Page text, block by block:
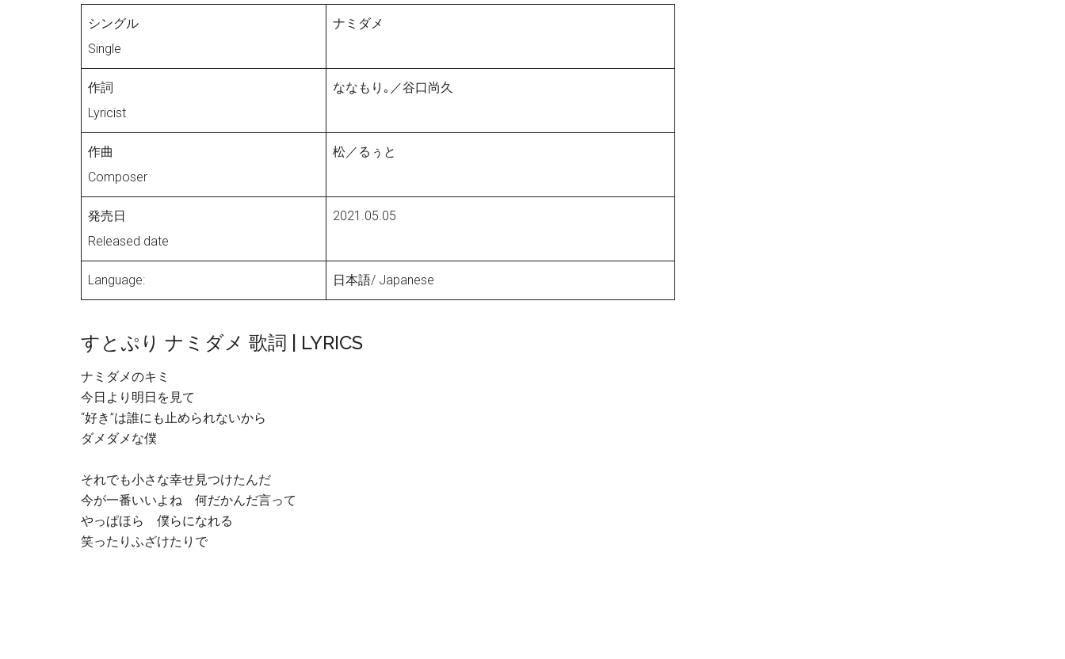
シングル
Single
ナミダメ
作詞
Lyricist
ななもり｡／谷口尚久
作曲
Composer
松／るぅと
発売日
Released date
2021.05.05
Language: 日本語/ Japanese
すとぷり ナミダメ 歌詞 | LYRICS
ナミダメのキミ
今日より明日を見て
“好き”は誰にも止められないから
ダメダメな僕
それでも小さな幸せ見つけたんだ
今が一番いいよね 何だかんだ言って
やっぱほら 僕らになれる
笑ったりふざけたりで